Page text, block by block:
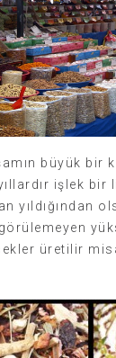
büyük bir
işlek
yıldığından
üretilir